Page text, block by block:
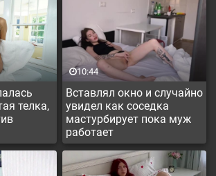
телка,
Вставлял окно и случайно
увидел как соседка
мастурбирует пока муж
работает
10:44